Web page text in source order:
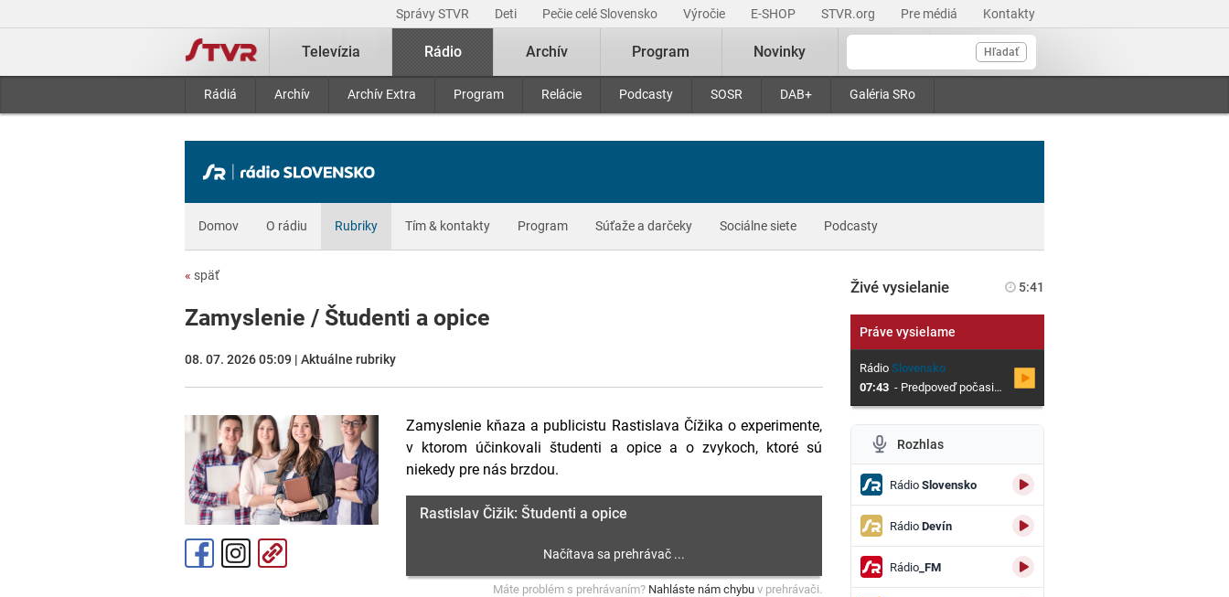
Správy STVR Deti Pečie celé Slovensko Výročie E-SHOP STVR.org Pre médiá Kontakty
Hľadať
Televízia Rádio
Rádiá Archív Archív Extra Program Relácie Podcasty SOSR DAB+ Galéria SRo
Archív Program Novinky
Domov O rádiu Rubriky Tím & kontakty Program Súťaže a darčeky Sociálne siete Podcasty
« späť
Zamyslenie / Študenti a opice
08. 07. 2026 05:09 | Aktuálne rubriky
Zamyslenie kňaza a publicistu Rastislava Čížika o experimente,
v ktorom účinkovali študenti a opice a o zvykoch, ktoré sú
niekedy pre nás brzdou.
Rastislav Čižik: Študenti a opice
Máte problém s prehrávaním? Nahláste nám chybu v prehrávači.
Živé vysielanie 5:41
Práve vysielame
RádioSlovensko
07:43 - Predpoveď počasia s meteorológom SHMÚ
Rozhlas
RádioSlovensko
RádioDevín
Rádio_FM